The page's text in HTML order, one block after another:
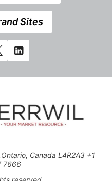
Sites
Canada L4R2A3 +1
7666